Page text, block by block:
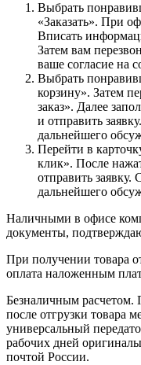
Выбрать
«Заказать». При
Вписать
Затем вам
ваше согласие на
Выбрать
корзину». Затем
заказ». Далее
и отправить
дальнейшего
Перейти в
клик». После
отправить
дальнейшего
Наличными в офисе
документы,
При получении товара
оплата наложенным
Безналичным расчетом.
после отгрузки товара
универсальный
рабочих дней
почтой России.